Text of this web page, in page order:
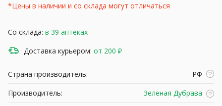
*Цены в наличии и со склада могут отличаться
Со склада: в 39 аптеках
Доставка курьером: от 200 ₽
Страна производитель:
РФ
Производитель:
Зеленая Дубрава